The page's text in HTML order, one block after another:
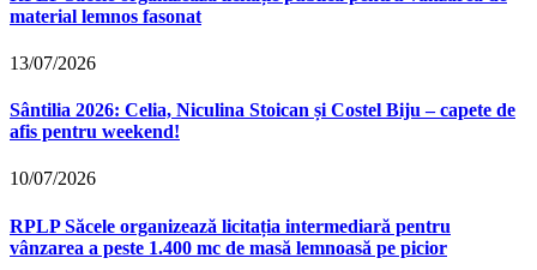
material lemnos fasonat
13/07/2026
Sântilia 2026: Celia, Niculina Stoican și Costel Biju – capete de
afis pentru weekend!
10/07/2026
RPLP Săcele organizează licitația intermediară pentru
vânzarea a peste 1.400 mc de masă lemnoasă pe picior